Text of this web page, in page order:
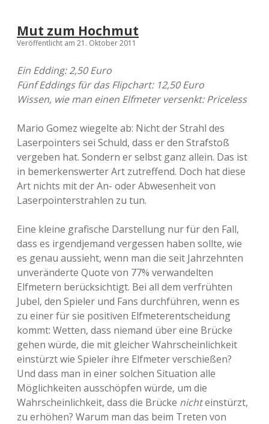
Mut zum Hochmut
Veröffentlicht am 21. Oktober 2011
Ein Edding: 2,50 Euro
Fünf Eddings für das Flipchart: 12,50 Euro
Wissen, wie man einen Elfmeter versenkt: Priceless
Mario Gomez wiegelte ab: Nicht der Strahl des
Laserpointers sei Schuld, dass er den Strafstoß
vergeben hat. Sondern er selbst ganz allein. Das ist
in bemerkenswerter Art zutreffend. Doch hat diese
Art nichts mit der An- oder Abwesenheit von
Laserpointerstrahlen zu tun.
Eine kleine grafische Darstellung nur für den Fall,
dass es irgendjemand vergessen haben sollte, wie
es genau aussieht, wenn man die seit Jahrzehnten
unveränderte Quote von 77% verwandelten
Elfmetern berücksichtigt. Bei all dem verfrühten
Jubel, den Spieler und Fans durchführen, wenn es
zu einer für sie positiven Elfmeterentscheidung
kommt: Wetten, dass niemand über eine Brücke
gehen würde, die mit gleicher Wahrscheinlichkeit
einstürzt wie Spieler ihre Elfmeter verschießen?
Und dass man in einer solchen Situation alle
Möglichkeiten ausschöpfen würde, um die
Wahrscheinlichkeit, dass die Brücke nichteinstürzt,
zu erhöhen? Warum man das beim Treten von